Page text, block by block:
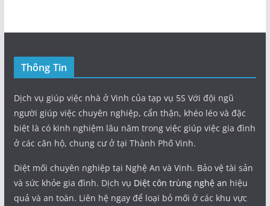
Thông Tin
Dịch vụ giúp việc nhà ở Vinh của tạp vụ 5S Với đội ngũ
người giúp việc chuyên nghiệp, cẩn thận, khéo léo và đặc
biệt là có kinh nghiệm lâu năm trong việc giúp việc gia đình
ở các căn hộ, chung cư ở tại Thành Phố Vinh.
Diệt mối chuyên nghiệp tại Nghệ An và Vinh. Bảo vệ tài sản
và sức khỏe gia đình. Dịch vụ Diệt côn trùng nghệ an hiệu
quả và an toàn. Liên hệ ngay để loại bỏ mối ở các khu vực